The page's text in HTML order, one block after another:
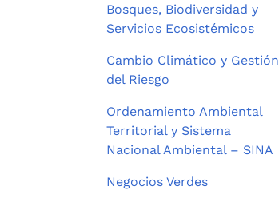
Bosques, Biodiversidad y
Servicios Ecosistémicos
Cambio Climático y Gestión
del Riesgo
Ordenamiento Ambiental
Territorial y Sistema
Nacional Ambiental – SINA
Negocios Verdes